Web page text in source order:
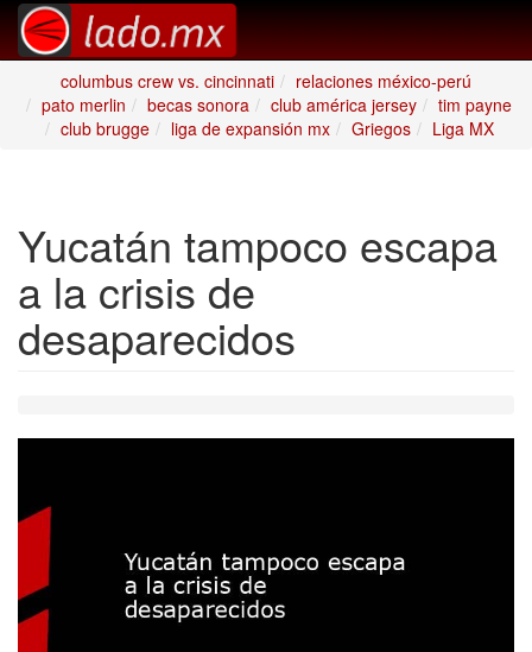
columbus crew vs. cincinnati
relaciones méxico-perú
pato merlin
becas sonora club américa jersey
tim payne
club brugge
liga de expansión mx Griegos Liga MX
Yucatán tampoco escapa
a la crisis de
desaparecidos